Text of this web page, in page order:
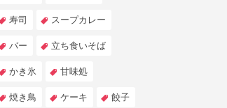
寿司 スープカレー
バー 立ち食いそば
かき氷 甘味処
焼き鳥 ケーキ 餃子